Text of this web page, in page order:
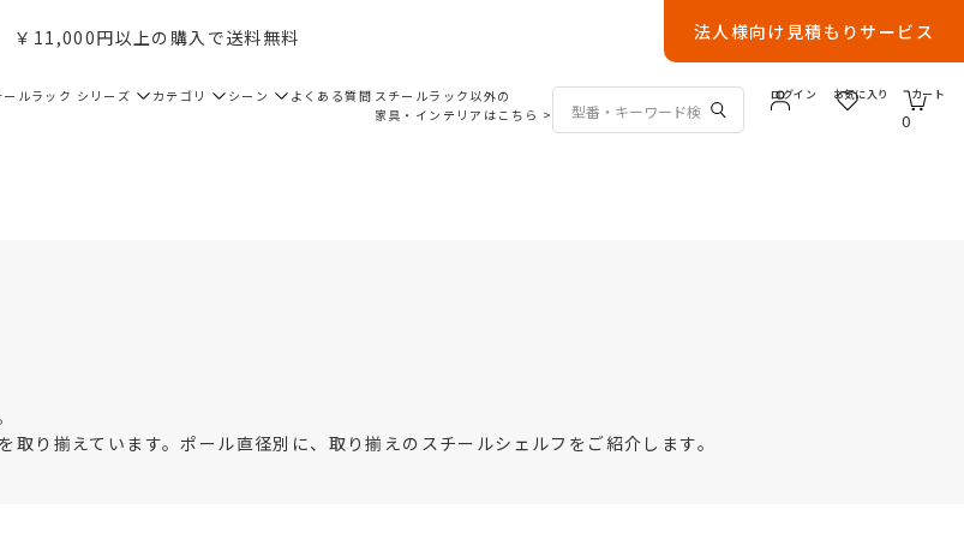
￥11,000円以上の購入で送料無料 法人様向け見積もりサービス
ールラック シリーズ カテゴリ シーン よくある質問 スチールラック以外の
家具・インテリアはこちら >
ログイン お気に入り
0
カート
り揃えています。ポール直径別に、取り揃えのスチールシェルフをご紹介します。